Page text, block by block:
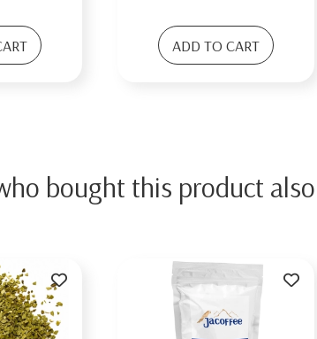
ADD TO CART
bought this product